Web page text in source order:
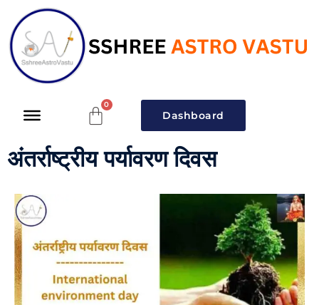
Dashboard
अंतर्राष्ट्रीय पर्यावरण दिवस